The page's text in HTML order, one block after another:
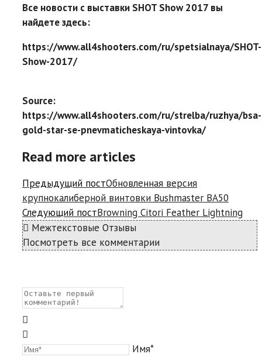
Все новости с выставки SHOT Show 2017 вы
найдете здесь:
https://www.all4shooters.com/ru/spetsialnaya/SHOT-
Show-2017/
Source:
https://www.all4shooters.com/ru/strelba/ruzhya/bsa-
gold-star-se-pnevmaticheskaya-vintovka/
Read more articles
Предыдущий постОбновленная версия
крупнокалиберной винтовки Bushmaster BA50
Следующий постBrowning Citori Feather Lightning
Межтекстовые Отзывы
Посмотреть все комментарии
Имя*